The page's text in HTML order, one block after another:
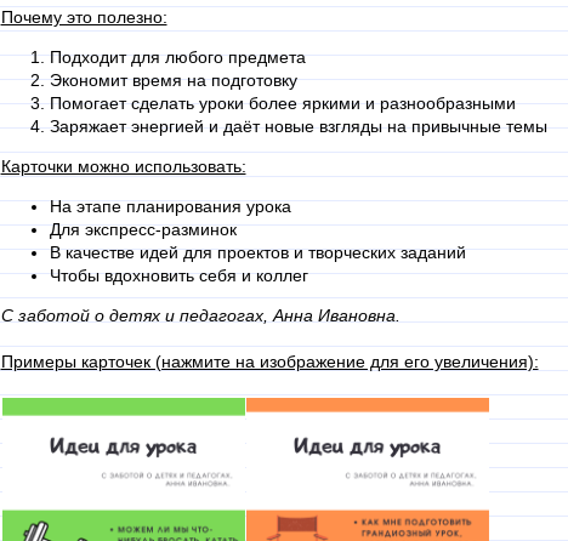
Почему это полезно:
Подходит для любого предмета
Экономит время на подготовку
Помогает сделать уроки более яркими и разнообразными
Заряжает энергией и даёт новые взгляды на привычные темы
Карточки можно использовать:
На этапе планирования урока
Для экспресс-разминок
В качестве идей для проектов и творческих заданий
Чтобы вдохновить себя и коллег
С заботой о детях и педагогах, Анна Ивановна.
Примеры карточек (нажмите на изображение для его увеличения):